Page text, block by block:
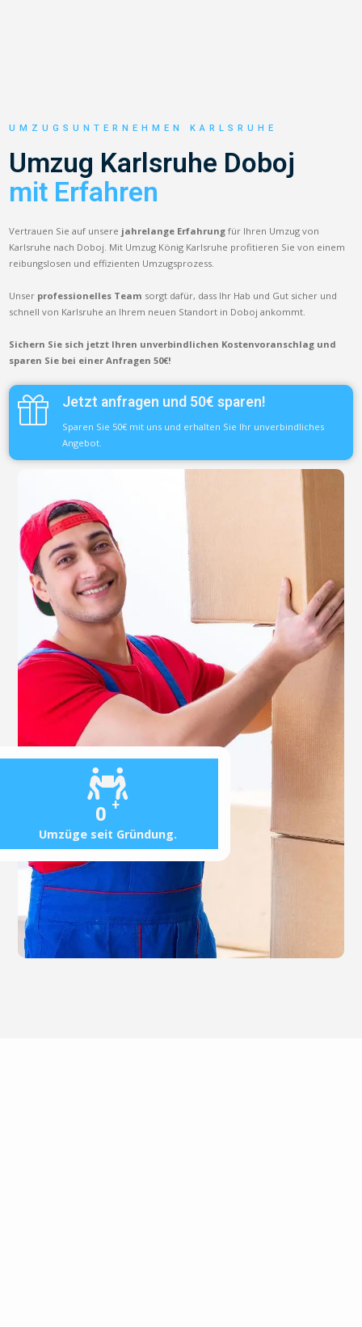
0 +
Umzüge seit Gründung.
UMZUGSUNTERNEHMEN KARLSRUHE
Umzug Karlsruhe Doboj
mit Erfahren
Vertrauen Sie auf unsere jahrelange Erfahrung für Ihren Umzug von
Karlsruhe nach Doboj. Mit Umzug König Karlsruhe profitieren Sie von einem
reibungslosen und effizienten Umzugsprozess.
Unser professionelles Team sorgt dafür, dass Ihr Hab und Gut sicher und
schnell von Karlsruhe an Ihrem neuen Standort in Doboj ankommt.
Sichern Sie sich jetzt Ihren unverbindlichen Kostenvoranschlag und
sparen Sie bei einer Anfragen 50€!
Jetzt anfragen und 50€ sparen!
Sparen Sie 50€ mit uns und erhalten Sie Ihr unverbindliches
Angebot.